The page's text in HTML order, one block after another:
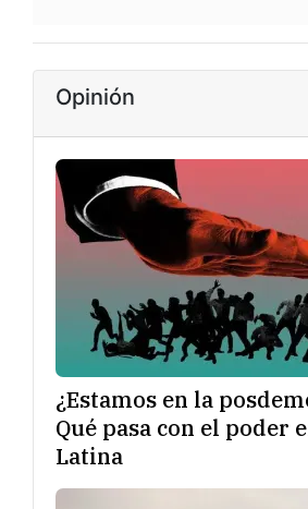
Opinión
¿Estamos en la
Qué pasa con el poder
Latina